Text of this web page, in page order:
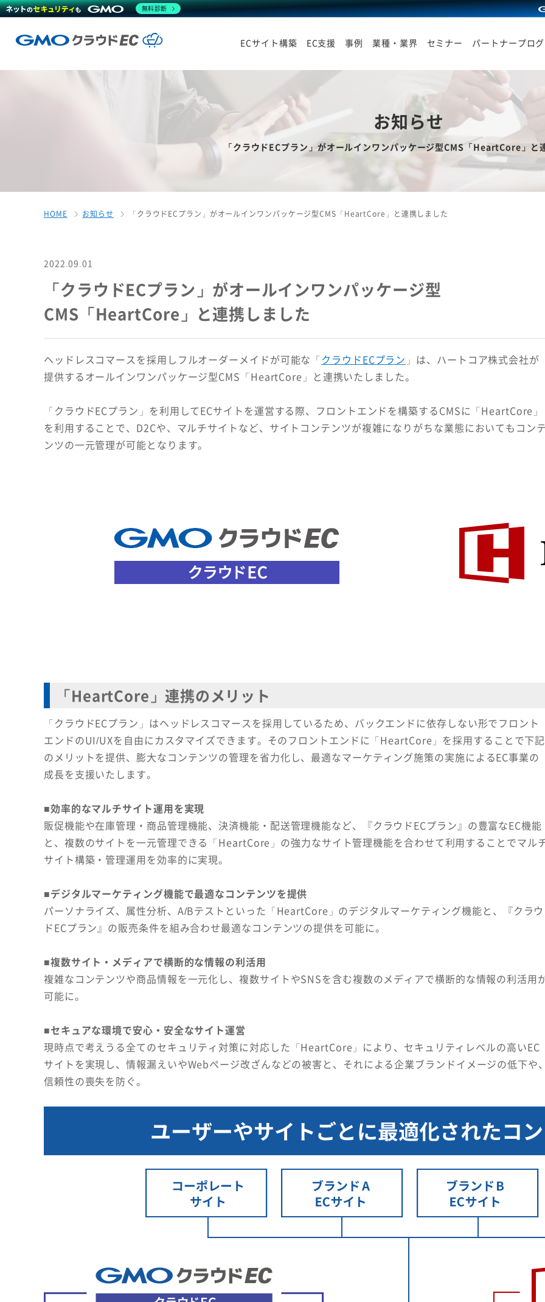
ECサイト構築 EC支援 事例 業種・業界 セミナー パートナープロ
お知らせ
「クラウドECプラン」がオールインワンパッケージ型CMS「HeartCore」と
HOME お知らせ 「クラウドECプラン」がオールインワンパッケージ型CMS「HeartCore」と連携しました
2022.09.01
「クラウドECプラン」がオールインワンパッケージ型
CMS「HeartCore」と連携しました
ヘッドレスコマースを採用しフルオーダーメイドが可能な「クラウドECプラン 」は、ハートコア株式会社が
提供するオールインワンパッケージ型CMS「HeartCore」と連携いたしました。
「クラウドECプラン」を利用してECサイトを運営する際、フロントエンドを構築するCMSに「HeartCore」
を利用することで、D2Cや、マルチサイトなど、サイトコンテンツが複雑になりがちな業態においてもコン
ンツの一元管理が可能となります。
「HeartCore」連携のメリット
「クラウドECプラン」はヘッドレスコマースを採用しているため、バックエンドに依存しない形でフロント
エンドのUI/UXを自由にカスタマイズできます。そのフロントエンドに「HeartCore」を採用することで下記
のメリットを提供、膨大なコンテンツの管理を省力化し、最適なマーケティング施策の実施によるEC事業の
成長を支援いたします。
■効率的なマルチサイト運用を実現
販促機能や在庫管理・商品管理機能、決済機能・配送管理機能など、『クラウドECプラン』の豊富なEC機能
と、複数のサイトを一元管理できる「HeartCore」の強力なサイト管理機能を合わせて利用することでマル
サイト構築・管理運用を効率的に実現。
■デジタルマーケティング機能で最適なコンテンツを提供
パーソナライズ、属性分析、A/Bテストといった「HeartCore」のデジタルマーケティング機能と、『クラウ
ドECプラン』の販売条件を組み合わせ最適なコンテンツの提供を可能に。
■複数サイト・メディアで横断的な情報の利活用
複雑なコンテンツや商品情報を一元化し、複数サイトやSNSを含む複数のメディアで横断的な情報の利活用
可能に。
■セキュアな環境で安心・安全なサイト運営
現時点で考えうる全てのセキュリティ対策に対応した「HeartCore」により、セキュリティレベルの高いEC
サイトを実現し、情報漏えいやWebページ改ざんなどの被害と、それによる企業ブランドイメージの低下や
信頼性の喪失を防ぐ。
無料診断